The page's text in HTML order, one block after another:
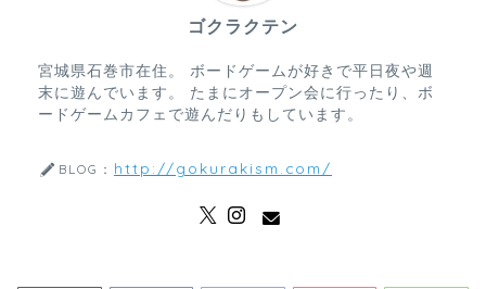
ゴクラクテン
宮城県石巻市在住。 ボードゲームが好きで平日夜や週
末に遊んでいます。 たまにオープン会に行ったり、ボ
ードゲームカフェで遊んだりもしています。
BLOG： http://gokurakism.com/